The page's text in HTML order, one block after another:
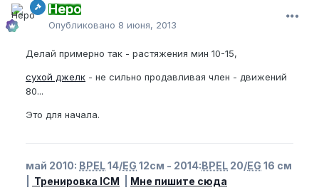
Неро
Опубликовано 8 июня, 2013
Делай примерно так - растяжения мин 10-15,
сухой джелк - не сильно продавливая член - движений
80...
Это для начала.
май 2010: BPEL14/EG 12см - 2014:BPEL 20/EG 16 см
Тренировка ICM Мне пишите сюда